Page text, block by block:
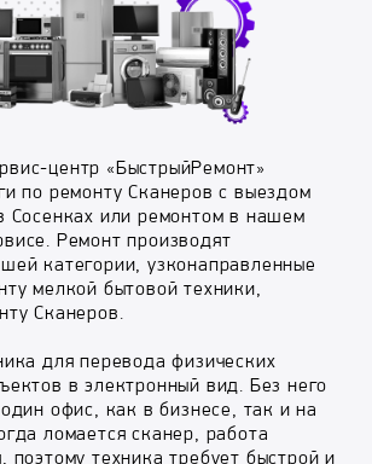
центр «БыстрыйРемонт»
по ремонту Сканеров с выездом
Сосенках или ремонтом в нашем
Ремонт производят
категории, узконаправленные
мелкой бытовой техники,
Сканеров.
для перевода физических
в электронный вид. Без него
офис, как в бизнесе, так и на
ломается сканер, работа
поэтому техника требует быстрой и